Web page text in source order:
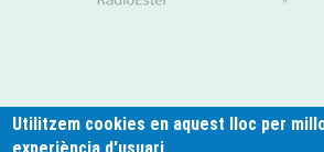
Utilitzem cookies en aquest lloc per